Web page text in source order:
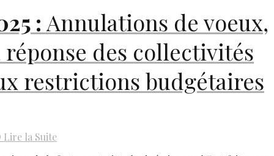
: Annulations de voeux,
réponse des collectivités
restrictions budgétaires
Lire la Suite